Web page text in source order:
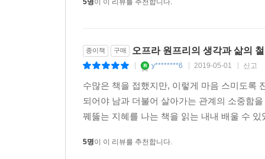
5명이 이 리뷰를 추천합니다.
종이책 구매 오프라 원프리의 생각과 삶의
y********6 2019-05-01 신고
수많은 책을 접했지만, 이렇게 마음 스미도록
되어야 남과 더불어 살아가는 관계의 소중함
꿰뚫는 지혜를 나는 책을 읽는 내내 배울 수
5명이 이 리뷰를 추천합니다.